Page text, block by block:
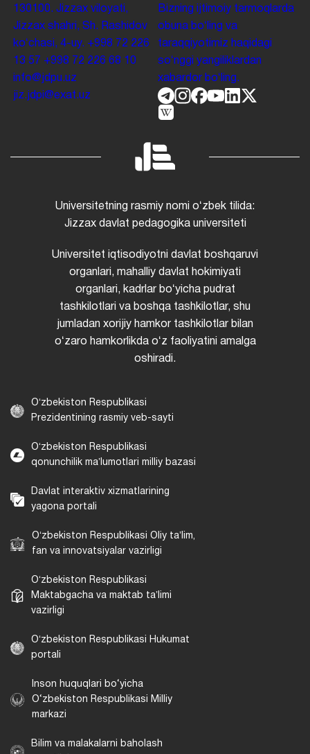
130100. Jizzax viloyati,
Jizzax shahri, Sh. Rashidov
koʻchasi, 4-uy. +998 72 226
13 57 +998 72 226 68 10
info@jdpu.uz
jiz.jdpi@exat.uz
Bizning ijtimoiy tarmoqlarda
obuna boʻling va
taraqqiyotimiz haqidagi
soʻnggi yangiliklardan
xabardor boʻling.
Universitetning rasmiy nomi oʻzbek tilida:
Jizzax davlat pedagogika universiteti
Universitet iqtisodiyotni davlat boshqaruvi
organlari, mahalliy davlat hokimiyati
organlari, kadrlar boʻyicha pudrat
tashkilotlari va boshqa tashkilotlar, shu
jumladan xorijiy hamkor tashkilotlar bilan
oʻzaro hamkorlikda oʻz faoliyatini amalga
oshiradi.
Oʻzbekiston Respublikasi
Prezidentining rasmiy veb-sayti
Oʻzbekiston Respublikasi
qonunchilik maʼlumotlari milliy bazasi
Davlat interaktiv xizmatlarining
yagona portali
Oʻzbekiston Respublikasi Oliy taʼlim,
fan va innovatsiyalar vazirligi
Oʻzbekiston Respublikasi
Maktabgacha va maktab taʼlimi
vazirligi
Oʻzbekiston Respublikasi Hukumat
portali
Inson huquqlari bo‘yicha
O‘zbekiston Respublikasi Milliy
markazi
Bilim va malakalarni baholash